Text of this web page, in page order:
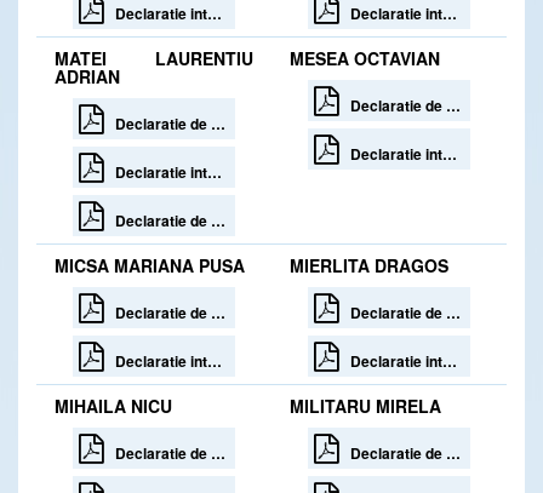
Declaratie interese Declaratie interese
MATEI LAURENTIU
ADRIAN
Declaratie de avere 30 zile de la incetare
Declaratie interese 30 zile de la incetare
Declaratie de avere rectificativa
MESEA OCTAVIAN
Declaratie de avere
Declaratie interese
MICSA MARIANA PUSA
Declaratie de avere 30 zile de la incetare
Declaratie interese 30 zile de la incetare
MIERLITA DRAGOS
Declaratie de avere
Declaratie interese
MIHAILA NICU
Declaratie de avere
MILITARU MIRELA
Declaratie de avere